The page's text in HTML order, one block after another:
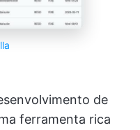
de
ferramenta rica